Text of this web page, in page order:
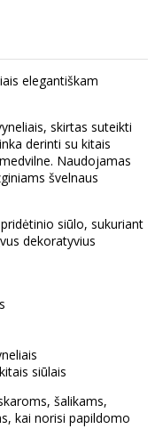
elegantiškam
skirtas suteikti
derinti su kitais
Naudojamas
švelnaus
siūlo, sukuriant
dekoratyvius
siūlais
šalikams,
kai norisi papildomo